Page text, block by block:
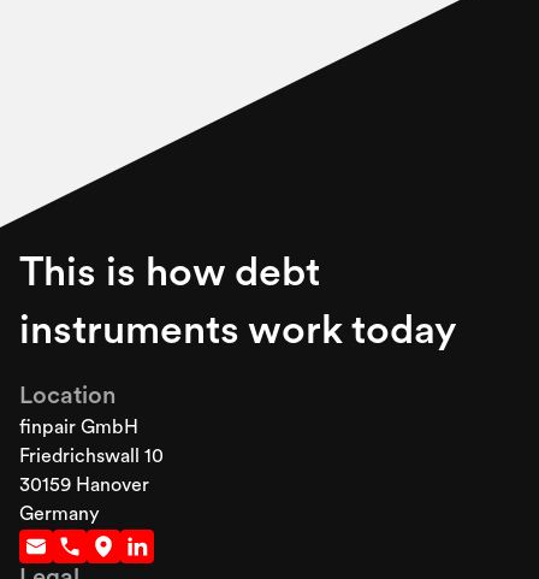
This is how debt
instruments work today
Location
finpair GmbH
Friedrichswall 10
30159 Hanover
Germany